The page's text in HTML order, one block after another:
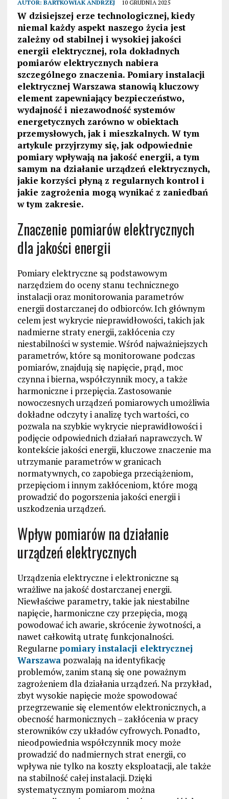
AUTOR: BARTKOWIAK ANDRZEJ 10 GRUDNIA 2025
W dzisiejszej erze technologicznej, kiedy
niemal każdy aspekt naszego życia jest
zależny od stabilnej i wysokiej jakości
energii elektrycznej, rola dokładnych
pomiarów elektrycznych nabiera
szczególnego znaczenia. Pomiary instalacji
elektrycznej Warszawa stanowią kluczowy
element zapewniający bezpieczeństwo,
wydajność i niezawodność systemów
energetycznych zarówno w obiektach
przemysłowych, jak i mieszkalnych. W tym
artykule przyjrzymy się, jak odpowiednie
pomiary wpływają na jakość energii, a tym
samym na działanie urządzeń elektrycznych,
jakie korzyści płyną z regularnych kontrol i
jakie zagrożenia mogą wynikać z zaniedbań
w tym zakresie.
Znaczenie pomiarów elektrycznych
dla jakości energii
Pomiary elektryczne są podstawowym
narzędziem do oceny stanu technicznego
instalacji oraz monitorowania parametrów
energii dostarczanej do odbiorców. Ich głównym
celem jest wykrycie nieprawidłowości, takich jak
nadmierne straty energii, zakłócenia czy
niestabilności w systemie. Wśród najważniejszych
parametrów, które są monitorowane podczas
pomiarów, znajdują się napięcie, prąd, moc
czynna i bierna, współczynnik mocy, a także
harmoniczne i przepięcia. Zastosowanie
nowoczesnych urządzeń pomiarowych umożliwia
dokładne odczyty i analizę tych wartości, co
pozwala na szybkie wykrycie nieprawidłowości i
podjęcie odpowiednich działań naprawczych. W
kontekście jakości energii, kluczowe znaczenie ma
utrzymanie parametrów w granicach
normatywnych, co zapobiega przeciążeniom,
przepięciom i innym zakłóceniom, które mogą
prowadzić do pogorszenia jakości energii i
uszkodzenia urządzeń.
Wpływ pomiarów na działanie
urządzeń elektrycznych
Urządzenia elektryczne i elektroniczne są
wrażliwe na jakość dostarczanej energii.
Niewłaściwe parametry, takie jak niestabilne
napięcie, harmoniczne czy przepięcia, mogą
powodować ich awarie, skrócenie żywotności, a
nawet całkowitą utratę funkcjonalności.
Regularne pomiary instalacji elektrycznej
Warszawapozwalają na identyfikację
problemów, zanim staną się one poważnym
zagrożeniem dla działania urządzeń. Na przykład,
zbyt wysokie napięcie może spowodować
przegrzewanie się elementów elektronicznych, a
obecność harmonicznych – zakłócenia w pracy
sterowników czy układów cyfrowych. Ponadto,
nieodpowiednia współczynnik mocy może
prowadzić do nadmiernych strat energii, co
wpływa nie tylko na koszty eksploatacji, ale także
na stabilność całej instalacji. Dzięki
systematycznym pomiarom można